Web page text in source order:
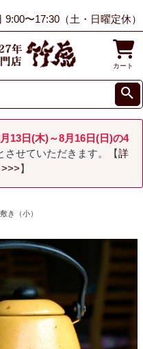
9:00〜17:30（土・日曜定休）
カート
13日(木)～8月16日(日)の4
させていただきます。【詳
】
き（小）